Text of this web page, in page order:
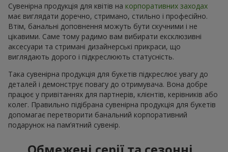
Сувенірна продукція для квітів на корпоративних заходах
має виглядати доречно, стримано, стильно і професійно.
Втім, банальні доповнення можуть бути скучними і не
цікавими. Саме тому радимо вам вибирати ексклюзивні
аксесуари та стримані дизайнерські прикраси, що
виглядають дорого і підкреслюють статусність.
Така сувенірна продукція для букетів підкреслює увагу до
деталей і демонструє повагу до отримувача. Вона добре
працює у привітаннях для партнерів, клієнтів, керівників або
колег. Правильно підібрана сувенірна продукція для букетів
допомагає перетворити банальний корпоративний
подарунок на пам’ятний сувенір.